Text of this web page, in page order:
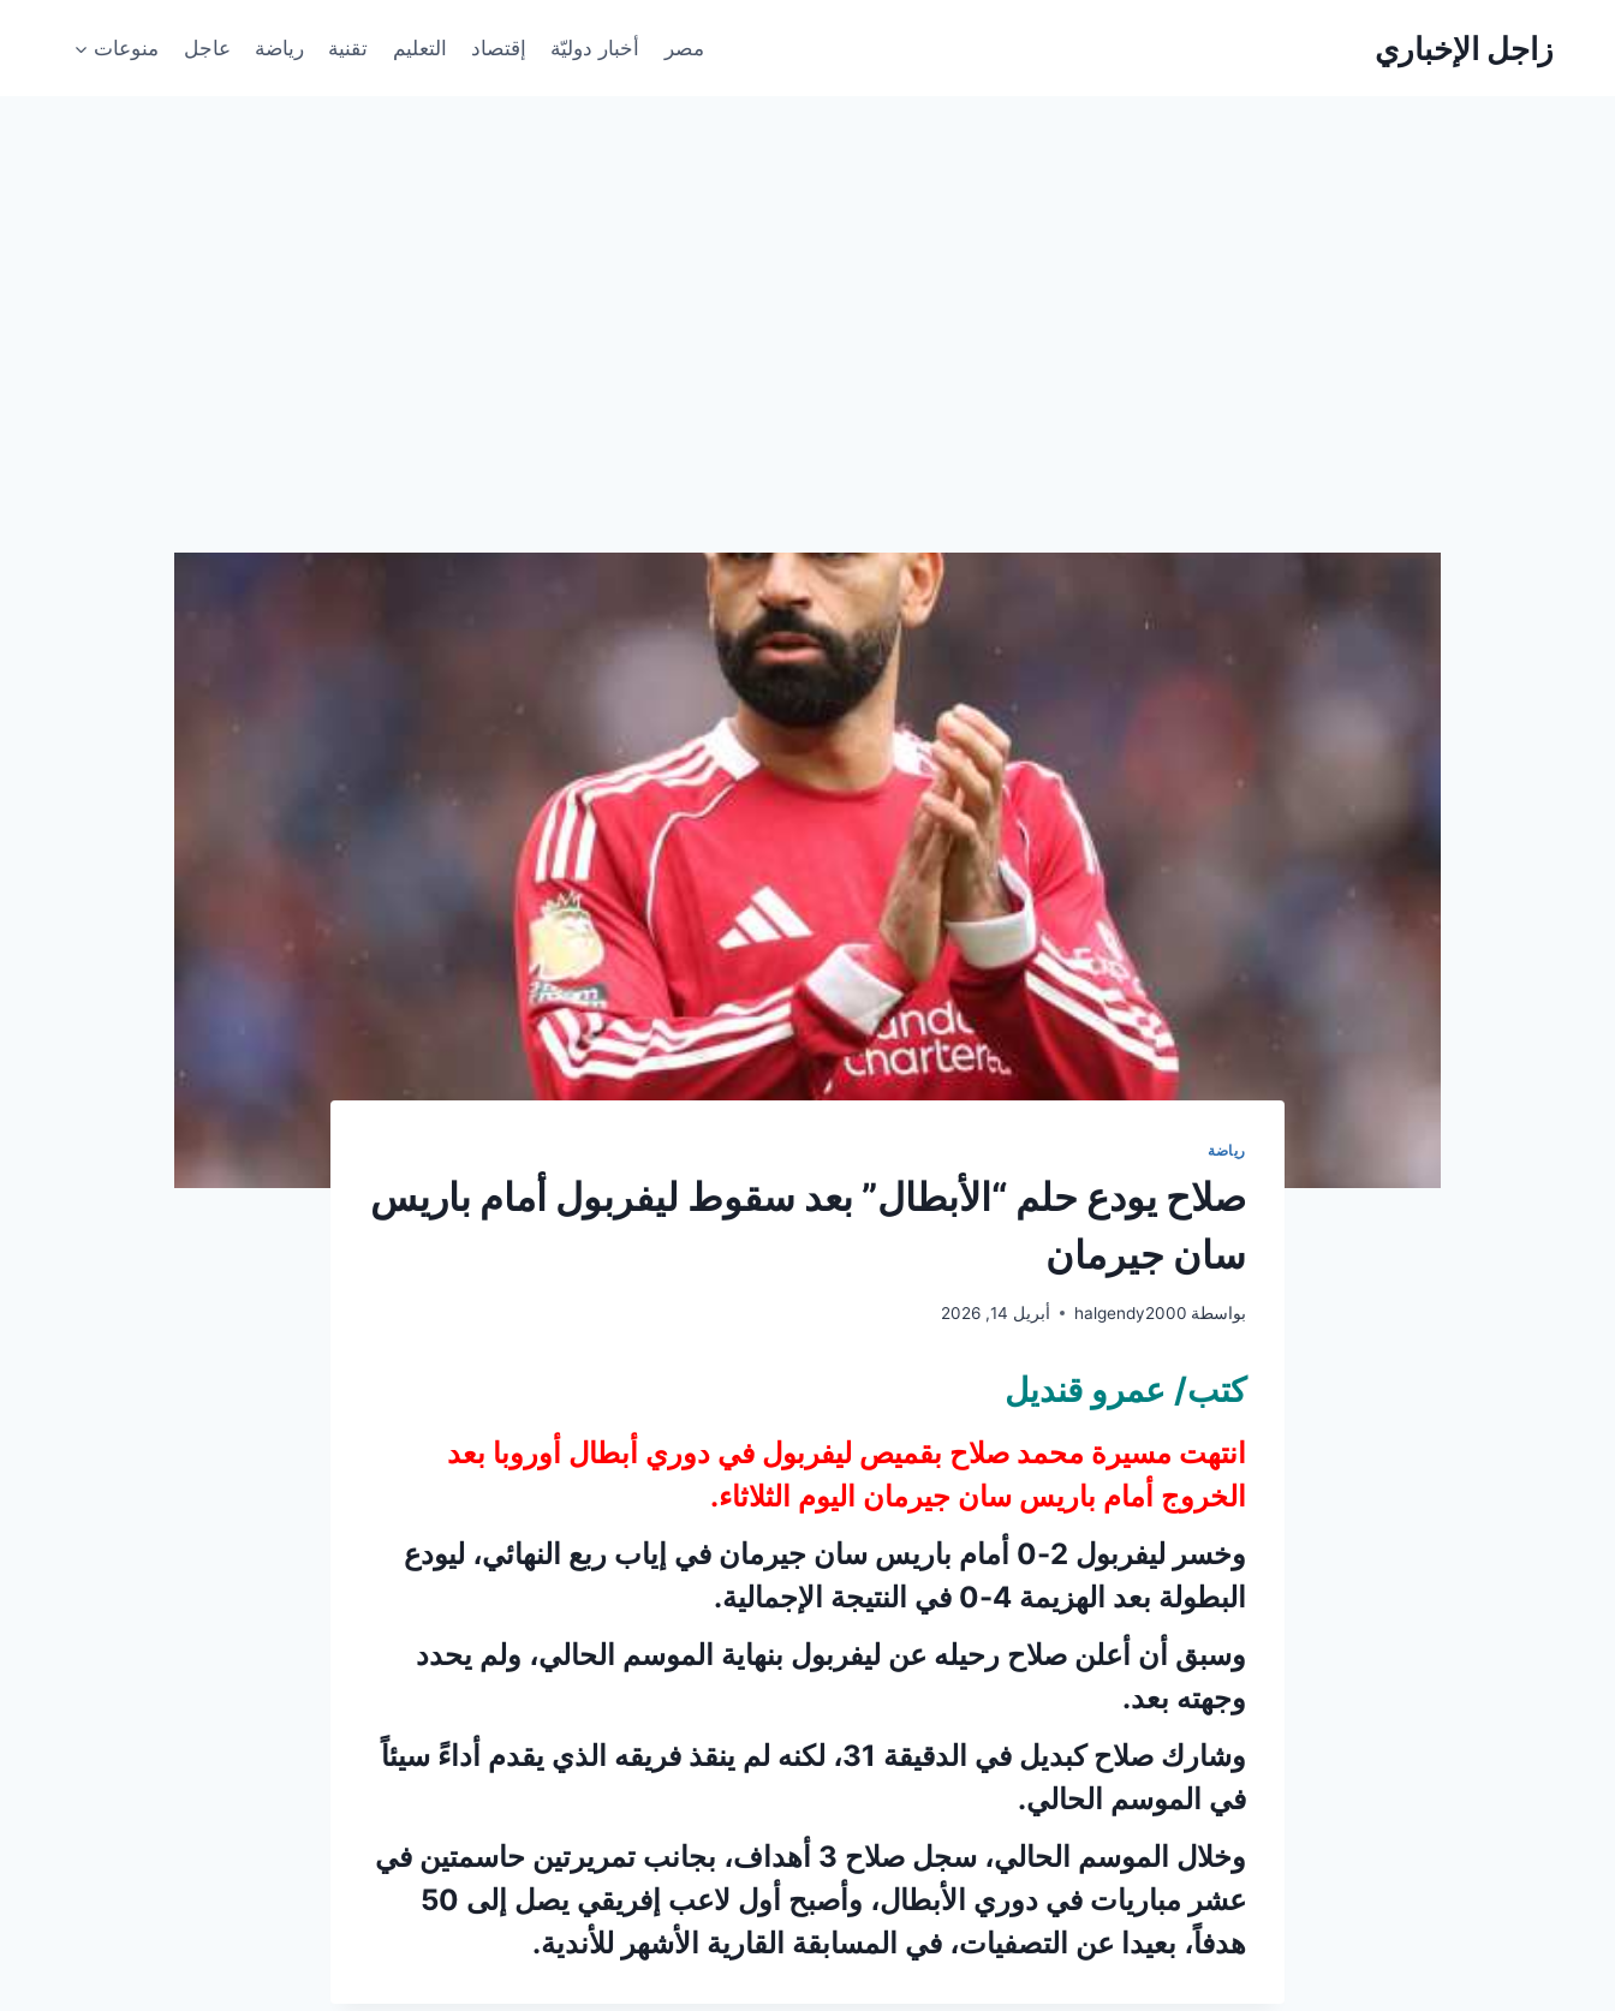
زاجل الإخباري مصر أخبار دوليّة إقتصاد التعليم تقنية رياضة عاجل منوعات
رياضة
صلاح يودع حلم “الأبطال” بعد سقوط ليفربول أمام باريس
سان جيرمان
بواسطة halgendy2000 أبريل 14, 2026
كتب/ عمرو قنديل
انتهت مسيرة محمد صلاح بقميص ليفربول في دوري أبطال أوروبا بعد
الخروج أمام باريس سان جيرمان اليوم الثلاثاء.
وخسر ليفربول 2-0 أمام باريس سان جيرمان في إياب ربع النهائي، ليودع
البطولة بعد الهزيمة 4-0 في النتيجة الإجمالية.
وسبق أن أعلن صلاح رحيله عن ليفربول بنهاية الموسم الحالي، ولم يحدد
وجهته بعد.
وشارك صلاح كبديل في الدقيقة 31، لكنه لم ينقذ فريقه الذي يقدم أداءً سيئاً
في الموسم الحالي.
وخلال الموسم الحالي، سجل صلاح 3 أهداف، بجانب تمريرتين حاسمتين في
عشر مباريات في دوري الأبطال، وأصبح أول لاعب إفريقي يصل إلى 50
هدفاً، بعيدا عن التصفيات، في المسابقة القارية الأشهر للأندية.